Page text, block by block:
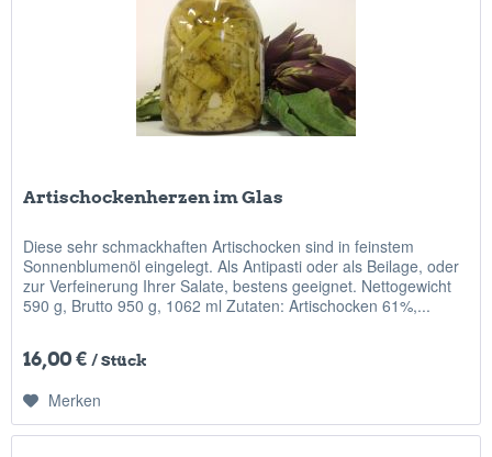
Artischockenherzen im Glas
Diese sehr schmackhaften Artischocken sind in feinstem
Sonnenblumenöl eingelegt. Als Antipasti oder als Beilage, oder
zur Verfeinerung Ihrer Salate, bestens geeignet. Nettogewicht
590 g, Brutto 950 g, 1062 ml Zutaten: Artischocken 61%,...
16,00 €/ Stück
Merken